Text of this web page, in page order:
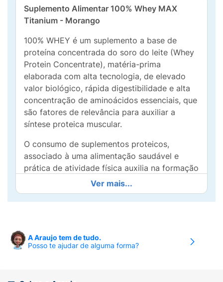
Suplemento Alimentar 100% Whey MAX
Titanium - Morango
100% WHEY é um suplemento a base de
proteína concentrada do soro do leite (Whey
Protein Concentrate), matéria-prima
elaborada com alta tecnologia, de elevado
valor biológico, rápida digestibilidade e alta
concentração de aminoácidos essenciais, que
são fatores de relevância para auxiliar a
síntese proteica muscular.
O consumo de suplementos proteicos,
associado à uma alimentação saudável e
prática de atividade física auxilia na formação
de músculos e ossos.
100% WHEY fornece 21g de proteína, 4.814
proteína zero glúten, como toda proteína
concentrada do soro do leite.
Ver mais...
A Araujo tem de tudo.
Posso te ajudar de alguma forma?